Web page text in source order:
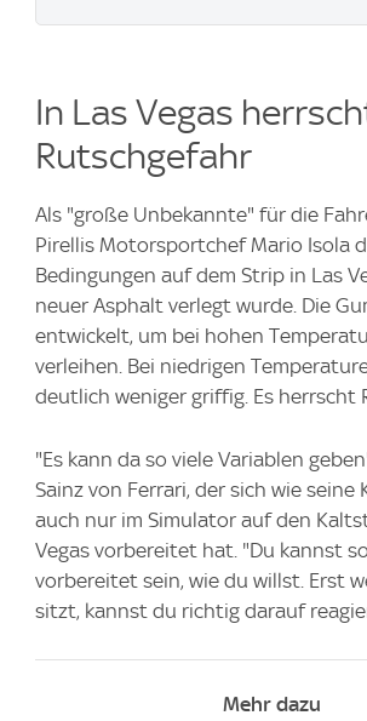
In Las Vegas
Rutschgefahr
Als "große Unbekannte" für die
Pirellis Motorsportchef Mario Isola
Bedingungen auf dem Strip in Las
neuer Asphalt verlegt wurde. Die
entwickelt, um bei hohen
verleihen. Bei niedrigen
deutlich weniger griffig. Es herrscht
"Es kann da so viele Variablen
Sainz von Ferrari, der sich wie seine
auch nur im Simulator auf den
Vegas vorbereitet hat. "Du kannst
vorbereitet sein, wie du willst. Erst
sitzt, kannst du richtig darauf
Mehr dazu